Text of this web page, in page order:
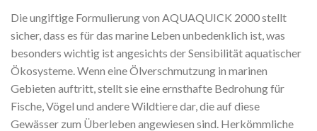
Die ungiftige Formulierung von AQUAQUICK 2000 stellt
sicher, dass es für das marine Leben unbedenklich ist, was
besonders wichtig ist angesichts der Sensibilität aquatischer
Ökosysteme. Wenn eine Ölverschmutzung in marinen
Gebieten auftritt, stellt sie eine ernsthafte Bedrohung für
Fische, Vögel und andere Wildtiere dar, die auf diese
Gewässer zum Überleben angewiesen sind. Herkömmliche